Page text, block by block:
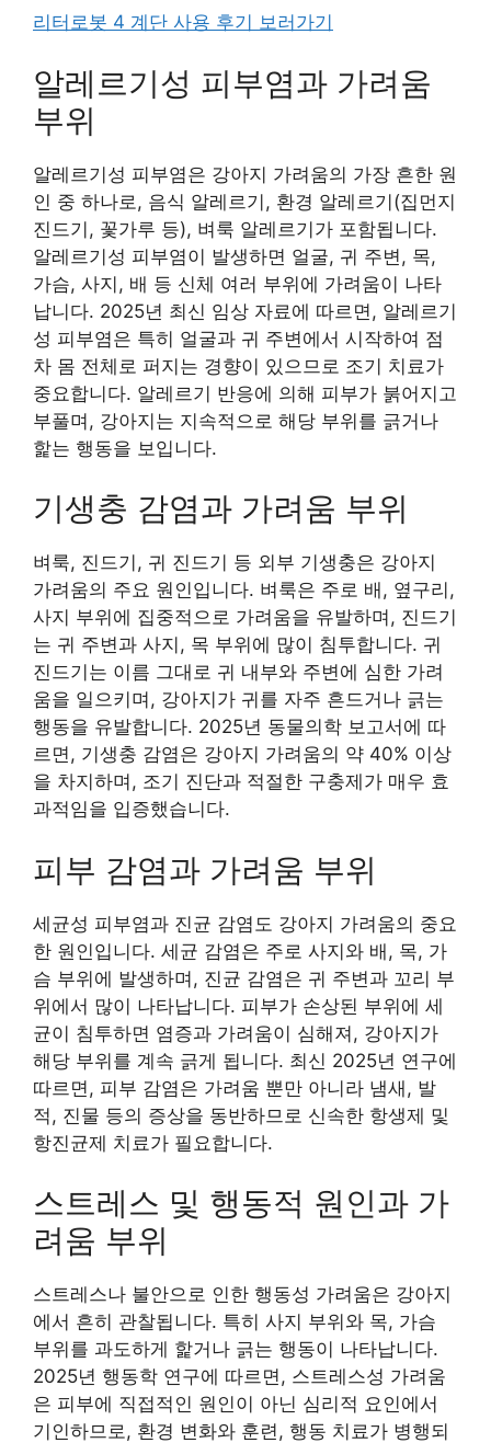
리터로봇 4 계단 사용 후기 보러가기
알레르기성 피부염과 가려움
부위
알레르기성 피부염은 강아지 가려움의 가장 흔한 원
인 중 하나로, 음식 알레르기, 환경 알레르기(집먼지
진드기, 꽃가루 등), 벼룩 알레르기가 포함됩니다.
알레르기성 피부염이 발생하면 얼굴, 귀 주변, 목,
가슴, 사지, 배 등 신체 여러 부위에 가려움이 나타
납니다. 2025년 최신 임상 자료에 따르면, 알레르기
성 피부염은 특히 얼굴과 귀 주변에서 시작하여 점
차 몸 전체로 퍼지는 경향이 있으므로 조기 치료가
중요합니다. 알레르기 반응에 의해 피부가 붉어지고
부풀며, 강아지는 지속적으로 해당 부위를 긁거나
핥는 행동을 보입니다.
기생충 감염과 가려움 부위
벼룩, 진드기, 귀 진드기 등 외부 기생충은 강아지
가려움의 주요 원인입니다. 벼룩은 주로 배, 옆구리,
사지 부위에 집중적으로 가려움을 유발하며, 진드기
는 귀 주변과 사지, 목 부위에 많이 침투합니다. 귀
진드기는 이름 그대로 귀 내부와 주변에 심한 가려
움을 일으키며, 강아지가 귀를 자주 흔드거나 긁는
행동을 유발합니다. 2025년 동물의학 보고서에 따
르면, 기생충 감염은 강아지 가려움의 약 40% 이상
을 차지하며, 조기 진단과 적절한 구충제가 매우 효
과적임을 입증했습니다.
피부 감염과 가려움 부위
세균성 피부염과 진균 감염도 강아지 가려움의 중요
한 원인입니다. 세균 감염은 주로 사지와 배, 목, 가
슴 부위에 발생하며, 진균 감염은 귀 주변과 꼬리 부
위에서 많이 나타납니다. 피부가 손상된 부위에 세
균이 침투하면 염증과 가려움이 심해져, 강아지가
해당 부위를 계속 긁게 됩니다. 최신 2025년 연구에
따르면, 피부 감염은 가려움 뿐만 아니라 냄새, 발
적, 진물 등의 증상을 동반하므로 신속한 항생제 및
항진균제 치료가 필요합니다.
스트레스 및 행동적 원인과 가
려움 부위
스트레스나 불안으로 인한 행동성 가려움은 강아지
에서 흔히 관찰됩니다. 특히 사지 부위와 목, 가슴
부위를 과도하게 핥거나 긁는 행동이 나타납니다.
2025년 행동학 연구에 따르면, 스트레스성 가려움
은 피부에 직접적인 원인이 아닌 심리적 요인에서
기인하므로, 환경 변화와 훈련, 행동 치료가 병행되